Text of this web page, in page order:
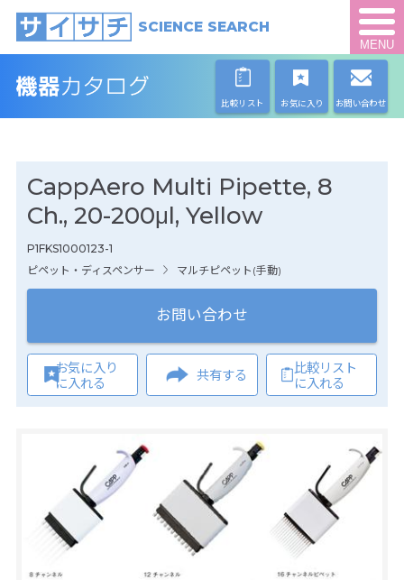
SCIENCE SEARCH
MENU
比較リスト お気に入り お問い合わせ
CappAero Multi Pipette, 8
Ch., 20-200μl, Yellow
P1FKS1000123-1
ピペット・ディスペンサー
マルチピペット(手動)
お問い合わせ
お気に入り
に入れる
共有する
比較リスト
に入れる